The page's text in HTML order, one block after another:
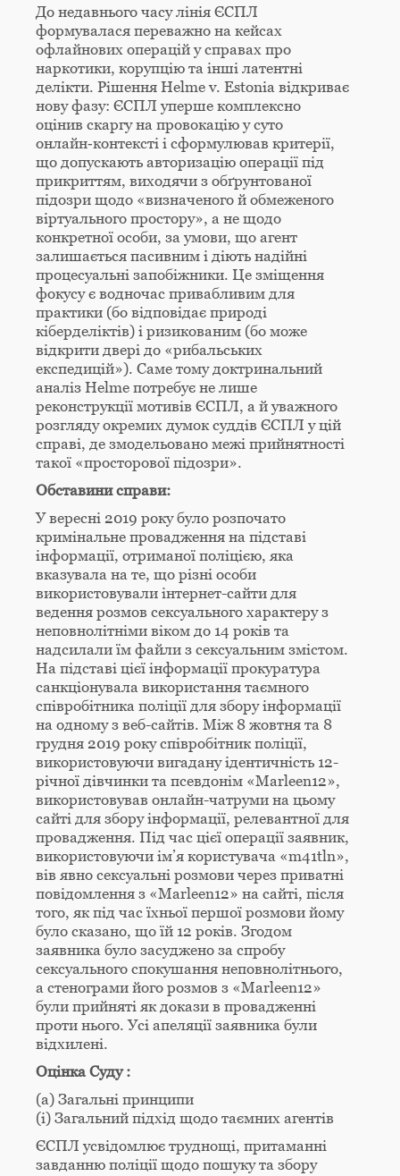
До недавнього часу лінія ЄСПЛ
формувалася переважно на кейсах
офлайнових операцій у справах про
наркотики, корупцію та інші латентні
делікти. Рішення Helme v. Estonia відкриває
нову фазу: ЄСПЛ уперше комплексно
оцінив скаргу на провокацію у суто
онлайн‑контексті і сформулював критерії,
що допускають авторизацію операції під
прикриттям, виходячи з обґрунтованої
підозри щодо «визначеного й обмеженого
віртуального простору», а не щодо
конкретної особи, за умови, що агент
залишається пасивним і діють надійні
процесуальні запобіжники. Це зміщення
фокусу є водночас привабливим для
практики (бо відповідає природі
кіберделіктів) і ризикованим (бо може
відкрити двері до «рибальських
експедицій»). Саме тому доктринальний
аналіз Helme потребує не лише
реконструкції мотивів ЄСПЛ, а й уважного
розгляду окремих думок суддів ЄСПЛ у цій
справі, де змодельовано межі прийнятності
такої «просторової підозри».
Обставини справи:
У вересні 2019 року було розпочато
кримінальне провадження на підставі
інформації, отриманої поліцією, яка
вказувала на те, що різні особи
використовували інтернет-сайти для
ведення розмов сексуального характеру з
неповнолітніми віком до 14 років та
надсилали їм файли з сексуальним змістом.
На підставі цієї інформації прокуратура
санкціонувала використання таємного
співробітника поліції для збору інформації
на одному з веб-сайтів. Між 8 жовтня та 8
грудня 2019 року співробітник поліції,
використовуючи вигадану ідентичність 12-
річної дівчинки та псевдонім «Marleen12»,
використовував онлайн-чатруми на цьому
сайті для збору інформації, релевантної для
провадження. Під час цієї операції заявник,
використовуючи ім’я користувача «m41tln»,
вів явно сексуальні розмови через приватні
повідомлення з «Marleen12» на сайті, після
того, як під час їхньої першої розмови йому
було сказано, що їй 12 років. Згодом
заявника було засуджено за спробу
сексуального спокушання неповнолітнього,
а стенограми його розмов з «Marleen12»
були прийняті як докази в провадженні
проти нього. Усі апеляції заявника були
відхилені.
Оцінка Суду :
(a) Загальні принципи
(i) Загальний підхід щодо таємних агентів
ЄСПЛ усвідомлює труднощі, притаманні
завданню поліції щодо пошуку та збору